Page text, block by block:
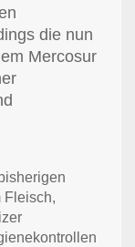
die nun
Mercosur
Fleisch,